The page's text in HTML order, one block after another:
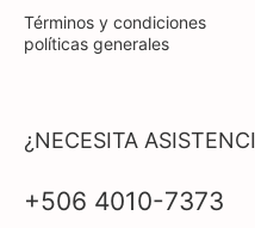
Términos y condiciones
políticas generales
¿NECESITA
+506 4010-7373